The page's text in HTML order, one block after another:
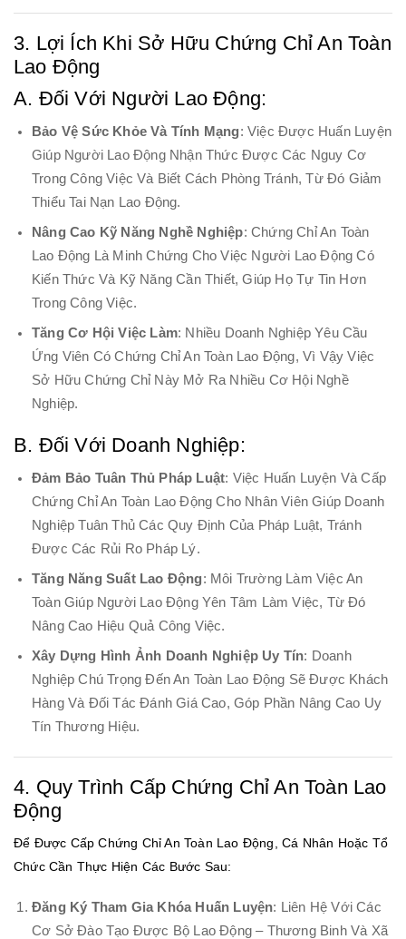
3. Lợi Ích Khi Sở Hữu Chứng Chỉ An Toàn
Lao Động
A. Đối Với Người Lao Động:
Bảo Vệ Sức Khỏe Và Tính Mạng: Việc Được Huấn Luyện
Giúp Người Lao Động Nhận Thức Được Các Nguy Cơ
Trong Công Việc Và Biết Cách Phòng Tránh, Từ Đó Giảm
Thiểu Tai Nạn Lao Động.
Nâng Cao Kỹ Năng Nghề Nghiệp: Chứng Chỉ An Toàn
Lao Động Là Minh Chứng Cho Việc Người Lao Động Có
Kiến Thức Và Kỹ Năng Cần Thiết, Giúp Họ Tự Tin Hơn
Trong Công Việc.
Tăng Cơ Hội Việc Làm: Nhiều Doanh Nghiệp Yêu Cầu
Ứng Viên Có Chứng Chỉ An Toàn Lao Động, Vì Vậy Việc
Sở Hữu Chứng Chỉ Này Mở Ra Nhiều Cơ Hội Nghề
Nghiệp.
B. Đối Với Doanh Nghiệp:
Đảm Bảo Tuân Thủ Pháp Luật: Việc Huấn Luyện Và Cấp
Chứng Chỉ An Toàn Lao Động Cho Nhân Viên Giúp Doanh
Nghiệp Tuân Thủ Các Quy Định Của Pháp Luật, Tránh
Được Các Rủi Ro Pháp Lý.
Tăng Năng Suất Lao Động: Môi Trường Làm Việc An
Toàn Giúp Người Lao Động Yên Tâm Làm Việc, Từ Đó
Nâng Cao Hiệu Quả Công Việc.
Xây Dựng Hình Ảnh Doanh Nghiệp Uy Tín: Doanh
Nghiệp Chú Trọng Đến An Toàn Lao Động Sẽ Được Khách
Hàng Và Đối Tác Đánh Giá Cao, Góp Phần Nâng Cao Uy
Tín Thương Hiệu.
4. Quy Trình Cấp Chứng Chỉ An Toàn Lao
Động
Để Được Cấp Chứng Chỉ An Toàn Lao Động, Cá Nhân Hoặc Tổ
Chức Cần Thực Hiện Các Bước Sau:
Đăng Ký Tham Gia Khóa Huấn Luyện: Liên Hệ Với Các
Cơ Sở Đào Tạo Được Bộ Lao Động – Thương Binh Và Xã